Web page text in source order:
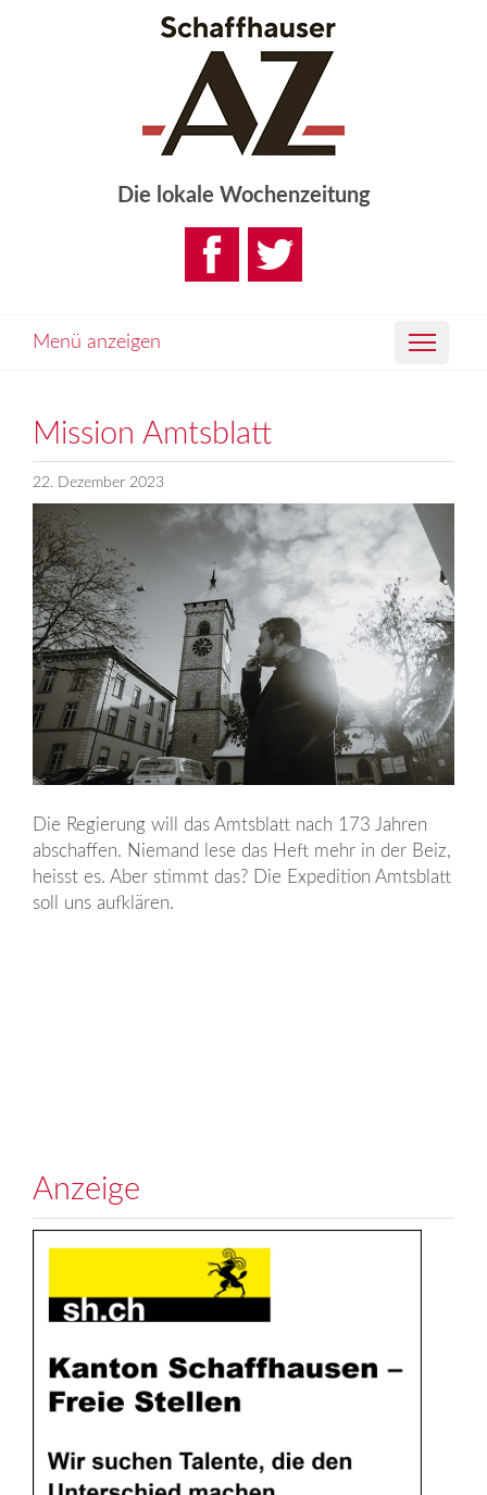
Die lokale Wochenzeitung
Menü anzeigen
Mission Amtsblatt
22. Dezember 2023
Die Regierung will das Amtsblatt nach 173 Jahren
abschaffen. Niemand lese das Heft mehr in der Beiz,
heisst es. Aber stimmt das? Die Expedition Amtsblatt
soll uns aufklären.
Anzeige